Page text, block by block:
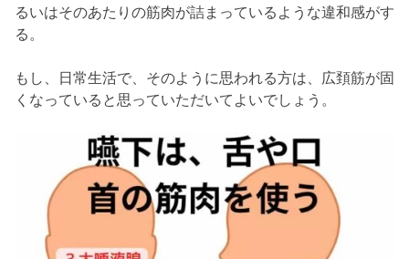
るいはそのあたりの筋肉が詰まっているような違和感がす
る。
もし、日常生活で、そのように思われる方は、広頚筋が固
くなっていると思っていただいてよいでしょう。